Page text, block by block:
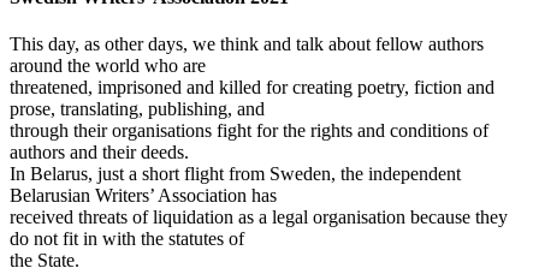
This day, as other days, we think and talk about fellow authors
around the world who are
threatened, imprisoned and killed for creating poetry, fiction and
prose, translating, publishing, and
through their organisations fight for the rights and conditions of
authors and their deeds.
In Belarus, just a short flight from Sweden, the independent
Belarusian Writers’ Association has
received threats of liquidation as a legal organisation because they
do not fit in with the statutes of
the State.